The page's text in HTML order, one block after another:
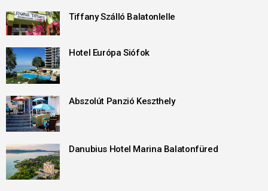
Tiffany Szálló Balatonlelle
Hotel Európa Siófok
Abszolút Panzió Keszthely
Danubius Hotel Marina Balatonfüred